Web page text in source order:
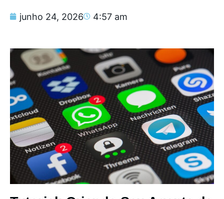
junho 24, 2026 4:57 am